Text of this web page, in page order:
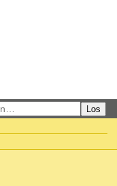
Los